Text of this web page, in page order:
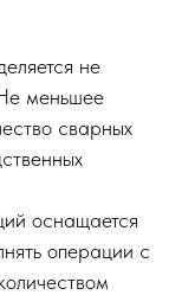
не
меньшее
сварных
оснащается
операции с